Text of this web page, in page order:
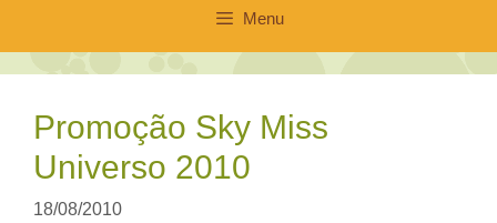
Menu
Promoção Sky Miss
Universo 2010
18/08/2010